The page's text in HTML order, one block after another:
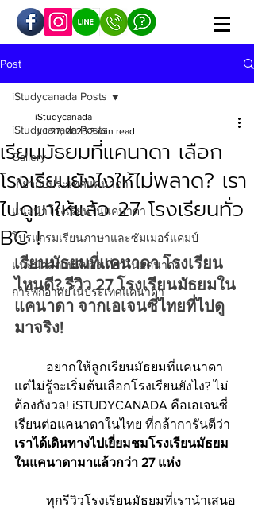
Post
iStudycanada Posts
Gallery
เกี่ยวกับประเทศแคนาดา
แนะนำโรงเรียนในแคนาดา
โปรแกรมเรียนภาษาและซัมเมอร์แคมป์
แนะนำสถานที่ท่องเที่ยวในแคนาดา
การพักอาศัยในประเทศแคนาดา
iStudycanada Posts
เรียนมัธยมที่แคนาดา เลือก
โรงเรียนยังไงให้ไม่พลาด? เรา
ไปดูมาให้แล้ว 27 โรงเรียนทั่ว
BC !
iStudycanada
Jul 27, 2025 3 min read
เรียนมัธยมที่แคนาดา โรงเรียน
ไหนดี? รีวิว 27 โรงเรียนมัธยมใน
แคนาดา จากเอเจนซี่ไทยที่ไปดู
มาจริง!
แต่ไม่รู้จะเริ่มต้นเลือกโรงเรียนยังไง? ไม่
ต้องกังวล! iSTUDYCANADA คือเอเจนซี่
เรียนต่อแคนาดาในไทย ที่กล้าการันตีว่า
เราได้เดินทางไปเยี่ยมชมโรงเรียนมัธยม
ในแคนาดามาแล้วกว่า 27 แห่ง